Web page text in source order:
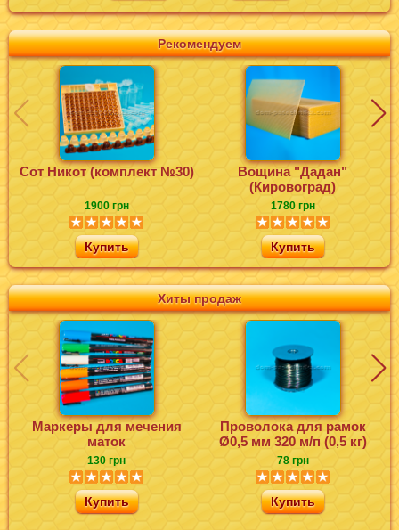
Хиты продаж
Маркеры для мечения
маток
130 грн
Купить
Проволока для рамок
Ø0,5 мм 320 м/п (0,5 кг)
78 грн
Купить
Рекомендуем
Сот Никот (комплект №30)
1900 грн
Купить
Вощина "Дадан"
(Кировоград)
1780 грн
Купить